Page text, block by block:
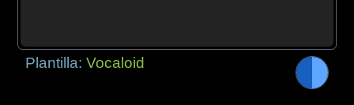
Plantilla:Vocaloid